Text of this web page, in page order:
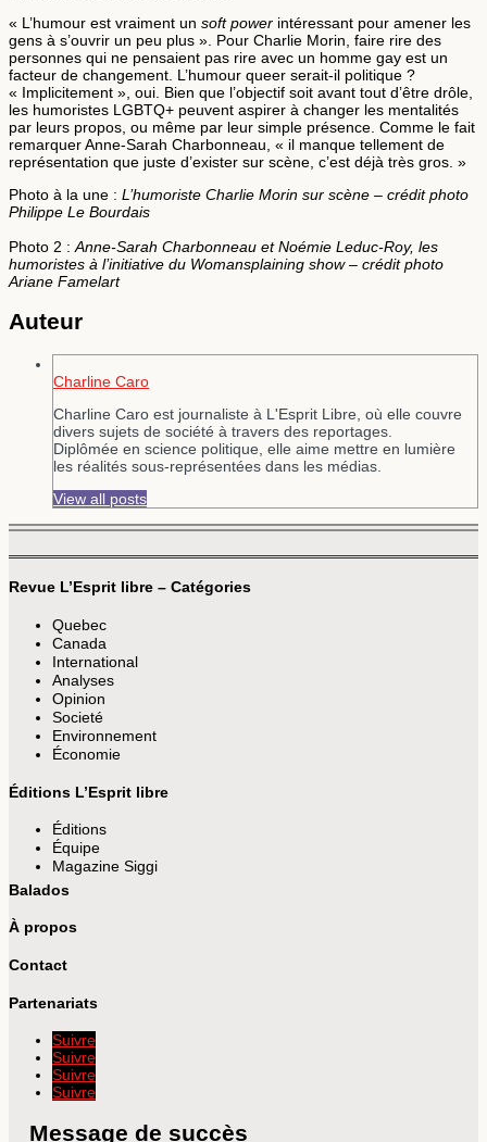
« L’humour est vraiment un soft power intéressant pour amener les
gens à s’ouvrir un peu plus ». Pour Charlie Morin, faire rire des
personnes qui ne pensaient pas rire avec un homme gay est un
facteur de changement. L’humour queer serait-il politique ?
« Implicitement », oui. Bien que l’objectif soit avant tout d’être drôle,
les humoristes LGBTQ+ peuvent aspirer à changer les mentalités
par leurs propos, ou même par leur simple présence. Comme le fait
remarquer Anne-Sarah Charbonneau, « il manque tellement de
représentation que juste d’exister sur scène, c’est déjà très gros. »
Photo à la une : L’humoriste Charlie Morin sur scène – crédit photo
Philippe Le Bourdais
Photo 2 : Anne-Sarah Charbonneau et Noémie Leduc-Roy, les
humoristes à l’initiative du Womansplaining show – crédit photo
Ariane Famelart
Auteur
Charline Caro
Charline Caro est journaliste à L'Esprit Libre, où elle couvre
divers sujets de société à travers des reportages.
Diplômée en science politique, elle aime mettre en lumière
les réalités sous-représentées dans les médias.
View all posts
Revue L’Esprit libre – Catégories
Quebec
Canada
International
Analyses
Opinion
Societé
Environnement
Économie
Éditions L’Esprit libre
Éditions
Équipe
Magazine Siggi
Balados
À propos
Contact
Partenariats
Suivre
Suivre
Suivre
Suivre
Message de succès